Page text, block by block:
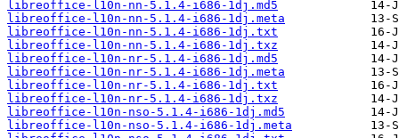
libreoffice-l10n-nn-5.1.4-i686-1dj.md5
libreoffice-l10n-nn-5.1.4-i686-1dj.meta
libreoffice-l10n-nn-5.1.4-i686-1dj.txt
libreoffice-l10n-nn-5.1.4-i686-1dj.txz
libreoffice-l10n-nr-5.1.4-i686-1dj.md5
libreoffice-l10n-nr-5.1.4-i686-1dj.meta
libreoffice-l10n-nr-5.1.4-i686-1dj.txt
libreoffice-l10n-nr-5.1.4-i686-1dj.txz
libreoffice-l10n-nso-5.1.4-i686-1dj.md5
libreoffice-l10n-nso-5.1.4-i686-1dj.meta